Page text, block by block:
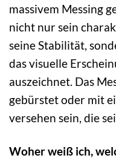
massivem Messing
nicht nur sein
seine Stabilität,
das visuelle
auszeichnet. Das
gebürstet oder mit
versehen sein, die
Woher weiß ich,